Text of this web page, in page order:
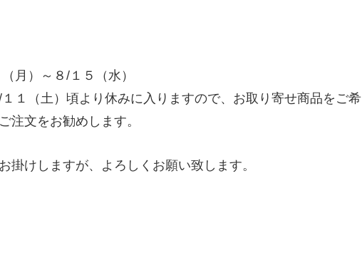
月）～８/１５（水）
１（土）頃より休みに入りますので、お取り寄せ商品をご希
注文をお勧めします。
掛けしますが、よろしくお願い致します。